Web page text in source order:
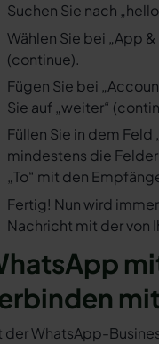
Suchen Sie nach
Wählen Sie bei „App
(continue).
Fügen Sie bei
Sie auf „weiter“
Füllen Sie in dem
mindestens die
„To“ mit den
Fertig! Nun wird
Nachricht mit der von
der WhatsApp-